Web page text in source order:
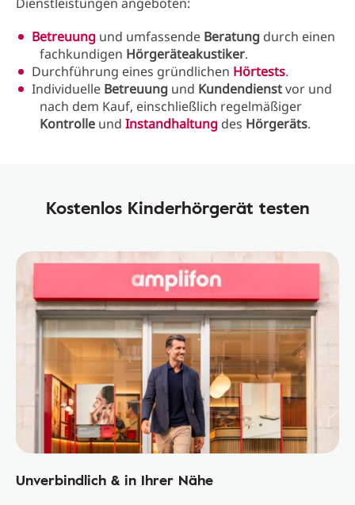
Betreuung und umfassende Beratung durch einen
fachkundigen Hörgeräteakustiker.
Durchführung eines gründlichen Hörtests.
Individuelle Betreuung und Kundendienstvor und
nach dem Kauf, einschließlich regelmäßiger
Kontrolle und Instandhaltung des Hörgeräts.
Kostenlos Kinderhörgerät testen
Unverbindlich & in Ihrer Nähe